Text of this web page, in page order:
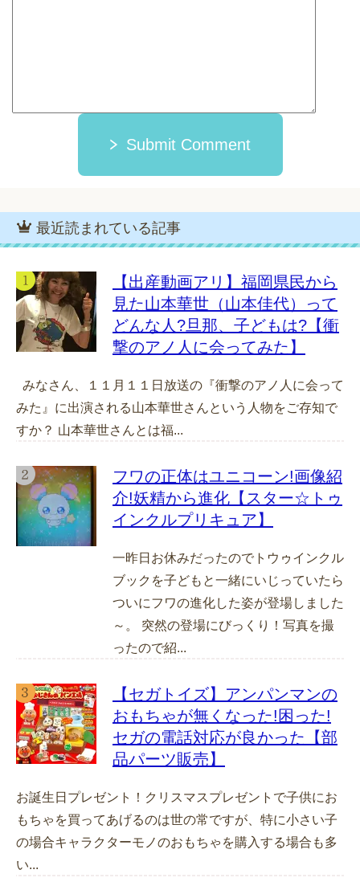
Submit Comment
最近読まれている記事
【出産動画アリ】福岡県民から
見た山本華世（山本佳代）って
どんな人?旦那、子どもは?【衝
撃のアノ人に会ってみた】
みなさん、１１月１１日放送の『衝撃のアノ人に会って
みた』に出演される山本華世さんという人物をご存知で
すか？ 山本華世さんとは福...
フワの正体はユニコーン!画像紹
介!妖精から進化【スター☆トゥ
インクルプリキュア】
一昨日お休みだったのでトウゥインクル
ブックを子どもと一緒にいじっていたら
ついにフワの進化した姿が登場しました
～。 突然の登場にびっくり！写真を撮
ったので紹...
【セガトイズ】アンパンマンの
おもちゃが無くなった!困った!
セガの電話対応が良かった【部
品パーツ販売】
お誕生日プレゼント！クリスマスプレゼントで子供にお
もちゃを買ってあげるのは世の常ですが、特に小さい子
の場合キャラクターモノのおもちゃを購入する場合も多
い...